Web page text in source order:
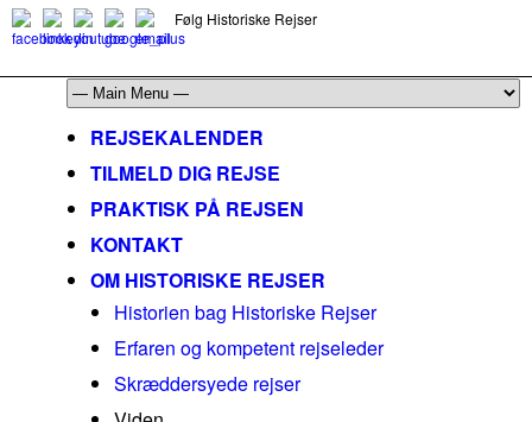
Følg Historiske Rejser
REJSEKALENDER
TILMELD DIG REJSE
PRAKTISK PÅ REJSEN
KONTAKT
OM HISTORISKE REJSER
Historien bag Historiske Rejser
Erfaren og kompetent rejseleder
Skræddersyede rejser